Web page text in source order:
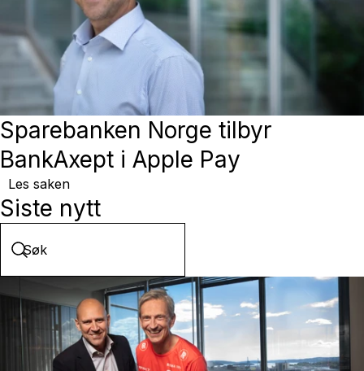
Sparebanken Norge tilbyr
BankAxept i Apple Pay
Les saken
Siste nytt
Søk